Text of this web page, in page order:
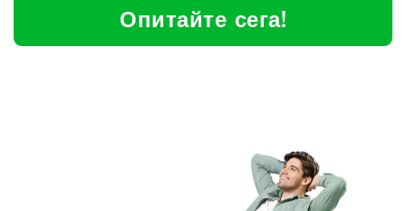
Опитайте сега!